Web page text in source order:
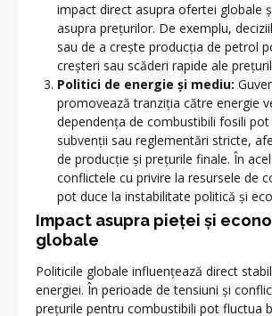
impact direct asupra ofertei globale
asupra prețurilor. De exemplu,
sau de a crește producția de petrol
creșteri sau scăderi rapide ale
Politici de energie și mediu:
promovează tranziția către energie
dependența de combustibili fosili
subvenții sau reglementări stricte,
de producție și prețurile finale. În
conflictele cu privire la resursele de
pot duce la instabilitate politică și
Impact asupra pieței și
globale
Politicile globale influențează direct
energiei. În perioade de tensiuni și
prețurile pentru combustibili pot fluctua